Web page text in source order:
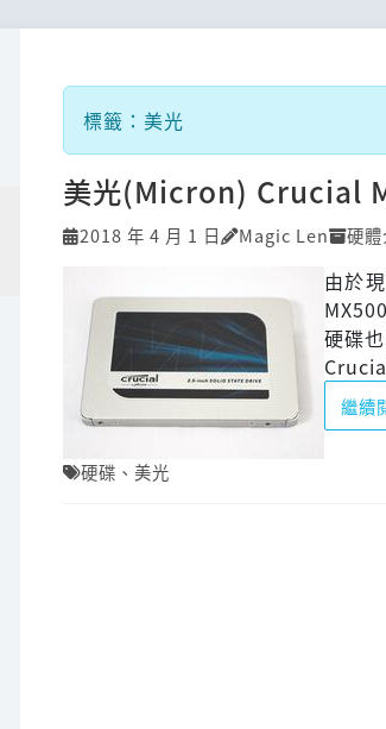
標籤：美光
美光(Micron) Crucial
2018 年 4 月 1 日 Magic Len 硬
由於
硬碟
繼續
硬碟 、 美光